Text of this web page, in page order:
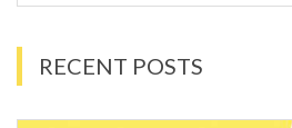
RECENT POSTS